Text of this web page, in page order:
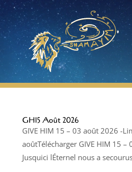
Lecteur
vidéo
GH15 Août 2026
GIVE HIM 15 – 03 août 2026 -
aoûtTélécharger GIVE HIM 15 –
Jusquici lÉternel nous a